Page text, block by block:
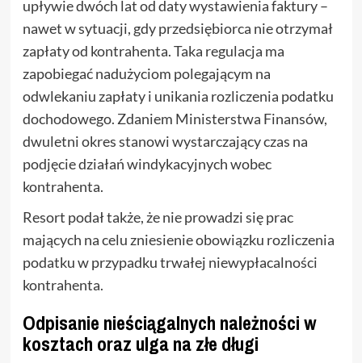
upływie dwóch lat od daty wystawienia faktury –
nawet w sytuacji, gdy przedsiębiorca nie otrzymał
zapłaty od kontrahenta. Taka regulacja ma
zapobiegać nadużyciom polegającym na
odwlekaniu zapłaty i unikania rozliczenia podatku
dochodowego. Zdaniem Ministerstwa Finansów,
dwuletni okres stanowi wystarczający czas na
podjęcie działań windykacyjnych wobec
kontrahenta.
Resort podał także, że nie prowadzi się prac
mających na celu zniesienie obowiązku rozliczenia
podatku w przypadku trwałej niewypłacalności
kontrahenta.
Odpisanie nieściągalnych należności w
kosztach oraz ulga na złe długi